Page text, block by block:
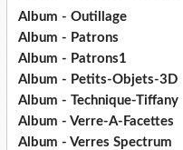
Album - Outillage
Album - Patrons
Album - Patrons1
Album - Petits-Objets-3D
Album - Technique-Tiffany
Album - Verre-A-Facettes
Album - Verres Spectrum